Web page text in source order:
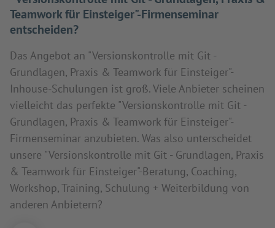
Teamwork für Einsteiger"-Firmenseminar
entscheiden?
Das Angebot an "Versionskontrolle mit Git -
Grundlagen, Praxis & Teamwork für Einsteiger"-
Inhouse-Schulungen ist groß. Viele Anbieter scheinen
vielleicht das perfekte "Versionskontrolle mit Git -
Grundlagen, Praxis & Teamwork für Einsteiger"-
Firmenseminar anzubieten. Was also unterscheidet
unsere "Versionskontrolle mit Git - Grundlagen, Praxis
& Teamwork für Einsteiger"-Beratung, Coaching,
Workshop, Training, Schulung + Weiterbildung von
anderen Anbietern?